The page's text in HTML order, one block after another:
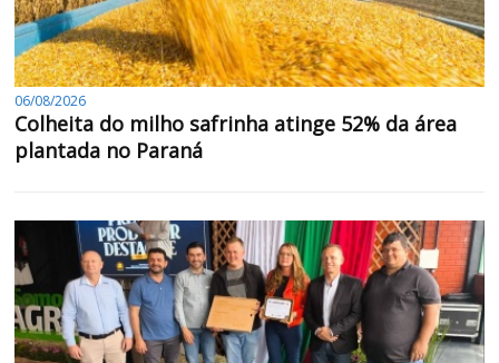
06/08/2026
Colheita do milho safrinha atinge 52% da área
plantada no Paraná